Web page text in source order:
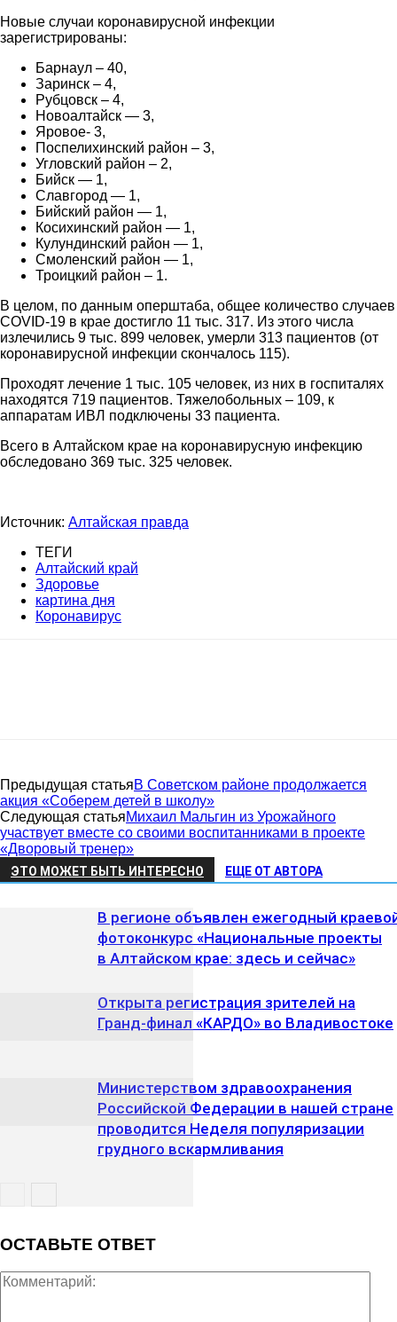
Новые случаи коронавирусной инфекции
зарегистрированы:
Барнаул – 40,
Заринск – 4,
Рубцовск – 4,
Новоалтайск — 3,
Яровое- 3,
Поспелихинский район – 3,
Угловский район – 2,
Бийск — 1,
Славгород — 1,
Бийский район — 1,
Косихинский район — 1,
Кулундинский район — 1,
Смоленский район — 1,
Троицкий район – 1.
В целом, по данным оперштаба, общее количество случаев
COVID-19 в крае достигло 11 тыс. 317. Из этого числа
излечились 9 тыс. 899 человек, умерли 313 пациентов (от
коронавирусной инфекции скончалось 115).
Проходят лечение 1 тыс. 105 человек, из них в госпиталях
находятся 719 пациентов. Тяжелобольных – 109, к
аппаратам ИВЛ подключены 33 пациента.
Всего в Алтайском крае на коронавирусную инфекцию
обследовано 369 тыс. 325 человек.
Источник: Алтайская правда
ТЕГИ
Алтайский край
Здоровье
картина дня
Коронавирус
Предыдущая статьяВ Советском районе продолжается
акция «Соберем детей в школу»
Следующая статьяМихаил Мальгин из Урожайного
участвует вместе со своими воспитанниками в проекте
«Дворовый тренер»
ЭТО МОЖЕТ БЫТЬ ИНТЕРЕСНО ЕЩЕ ОТ АВТОРА
В регионе объявлен ежегодный
фотоконкурс «Национальные проекты
в Алтайском крае: здесь и сейчас»
Открыта регистрация зрителей на
Гранд-финал «КАРДО» во Владивостоке
Министерством здравоохранения
Российской Федерации в нашей стране
проводится Неделя популяризации
грудного вскармливания
ОСТАВЬТЕ ОТВЕТ